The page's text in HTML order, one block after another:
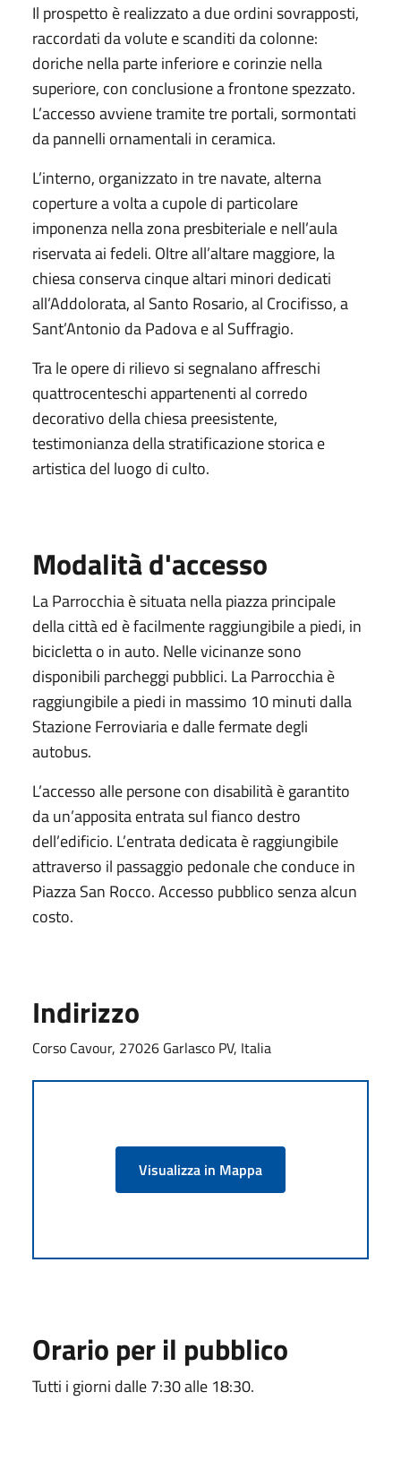
Il prospetto è realizzato a due ordini sovrapposti,
raccordati da volute e scanditi da colonne:
doriche nella parte inferiore e corinzie nella
superiore, con conclusione a frontone spezzato.
L’accesso avviene tramite tre portali, sormontati
da pannelli ornamentali in ceramica.
L’interno, organizzato in tre navate, alterna
coperture a volta a cupole di particolare
imponenza nella zona presbiteriale e nell’aula
riservata ai fedeli. Oltre all’altare maggiore, la
chiesa conserva cinque altari minori dedicati
all’Addolorata, al Santo Rosario, al Crocifisso, a
Sant’Antonio da Padova e al Suffragio.
Tra le opere di rilievo si segnalano affreschi
quattrocenteschi appartenenti al corredo
decorativo della chiesa preesistente,
testimonianza della stratificazione storica e
artistica del luogo di culto.
Modalità d'accesso
La Parrocchia è situata nella piazza principale
della città ed è facilmente raggiungibile a piedi, in
bicicletta o in auto. Nelle vicinanze sono
disponibili parcheggi pubblici. La Parrocchia è
raggiungibile a piedi in massimo 10 minuti dalla
Stazione Ferroviaria e dalle fermate degli
autobus.
L’accesso alle persone con disabilità è garantito
da un’apposita entrata sul fianco destro
dell’edificio. L’entrata dedicata è raggiungibile
attraverso il passaggio pedonale che conduce in
Piazza San Rocco. Accesso pubblico senza alcun
costo.
Indirizzo
Corso Cavour, 27026 Garlasco PV, Italia
Visualizza in Mappa
Orario per il pubblico
Tutti i giorni dalle 7:30 alle 18:30.